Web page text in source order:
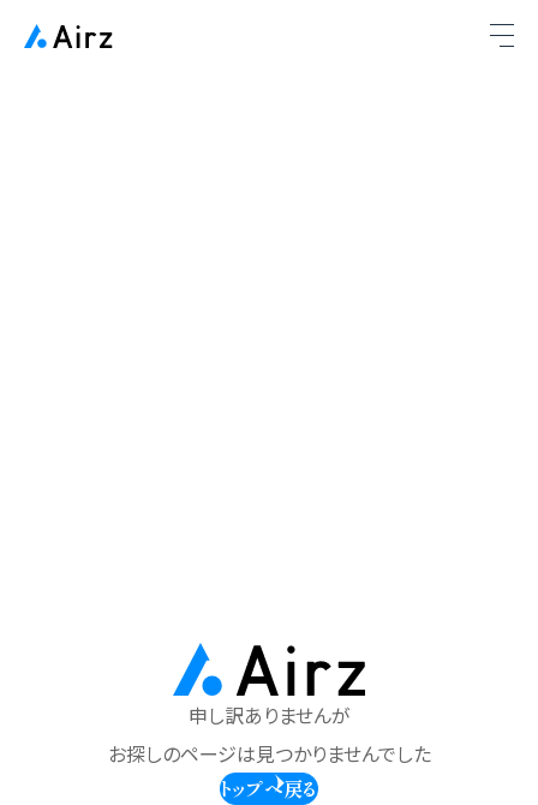
申し訳ありませんが
お探しのページは見つかりませんでした
トップへ戻る